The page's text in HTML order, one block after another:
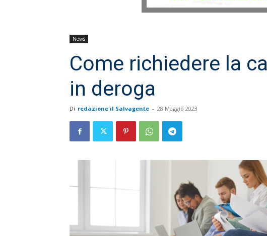
News
Come richiedere la
in deroga
Di redazione il Salvagente - 28 Maggio 2023